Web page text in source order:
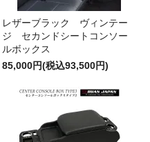
レザーブラック ヴィンテー
ジ セカンドシートコンソー
ルボックス
85,000円(税込93,500円)